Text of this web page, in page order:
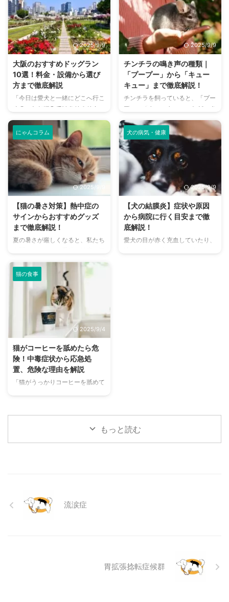
2025/9/9
大阪のおすすめドッグラン
10選！料金・設備から選び
方まで徹底解説
「今日は愛犬と一緒にどこへ行こ
う？」とお悩みではありません
か？大阪には、広大な敷地でのび
のびと遊べるドッグランから、都
心でアクセスしやすい便利な施設
まで、魅力的なドッグランがたく
さんあります。 しかし、「初め
てドッグランに行くから不安」
「どの施設が愛犬に合っているか
わからない」という方も多いので
はないでしょうか。 この記事で
は、大阪府内にある人気のドッグ
ランを厳選し、料金、広さ、利用
条件、設備など、気になる情報を
網羅的に解説します。 さらに、
や、初心者でも安心して利用する
ための ...
2025/9/9
チンチラの鳴き声の種類｜
「プープー」から「キュー
キュー」まで徹底解説！
チンチラを飼っていると、「プー
プー」「キューキュー」など、さ
まざまな鳴き声が聞こえてくるこ
とがありますよね。 チンチラは
犬や猫のように鳴き声で感情を表
現するため、その鳴き声の意味を
理解することは、愛チンチラとの
関係を深める上で非常に大切で
す。 この記事では、チンチラの
代表的な鳴き声の種類とその意味
を詳しく解説します。 さらに、
鳴き声からわかるストレスや病気
のサイン、チンチラが鳴く理由を
理解して良好な関係を築くための
ヒントもご紹介します。 この記
にゃんコラム
2025/9/9
【猫の暑さ対策】熱中症の
サインからおすすめグッズ
まで徹底解説！
夏の暑さが厳しくなると、私たち
になりますよね。特に猫は汗腺が
少なく、人間のように汗をかいて
体温を調節することが苦手なた
め、熱中症になりやすい動物で
す。 この記事では、猫の熱中症
の初期サインから、エアコンを使
わずにできる効果的な暑さ対策、
快適に過ごせるひんやりグッズの
さらに、留守番中の注意点や、猫
が本当に喜ぶ暑さ対策について、
当メディアの編集部が実際に試し
た体験談もご紹介します。この記
る ...
犬の病気・健康
2025/9/9
【犬の結膜炎】症状や原因
から病院に行く目安まで徹
底解説！
愛犬の目が赤く充血していたり、
...
猫の食事
2025/9/4
猫がコーヒーを舐めたら危
険！中毒症状から応急処
置、危険な理由を解説
「猫がうっかりコーヒーを舐めて
み物であるコーヒーには、猫にと
って非常に危険な成分であるカフ
に現れる症状や、すぐに取るべき
応急処置、そして日頃からできる
もっと読む
流涙症
胃拡張捻転症候群